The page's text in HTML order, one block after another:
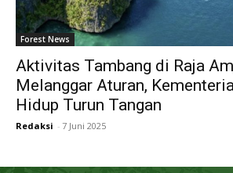
Forest News
Aktivitas Tambang di Raja
Melanggar Aturan,
Hidup Turun Tangan
Redaksi - 7 Juni 2025